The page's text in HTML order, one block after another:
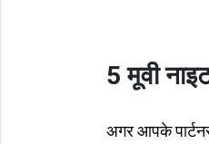
5 मूवी
अगर आपके